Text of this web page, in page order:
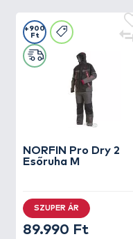
NORFIN
Pro Dry 2
Esőruha M
+900
Ft
SZUPER ÁR
89.990 Ft